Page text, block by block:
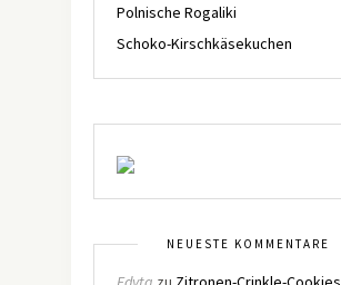
Polnische Rogaliki
Schoko-Kirschkäsekuchen
NEUESTE KOMMENTARE